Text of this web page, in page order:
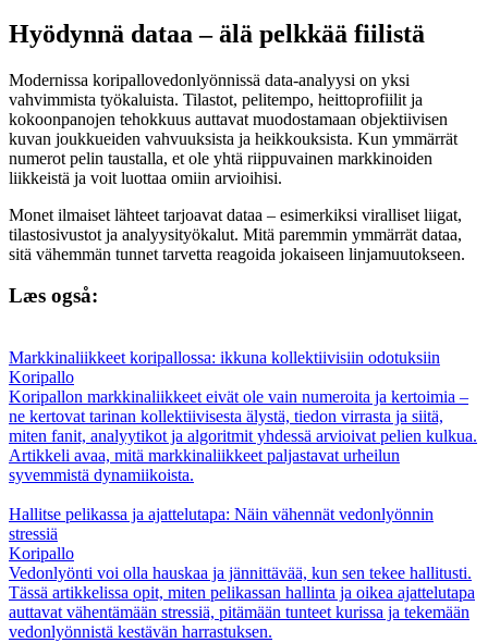
Hyödynnä dataa – älä pelkkää fiilistä
Modernissa koripallovedonlyönnissä data-analyysi on yksi
vahvimmista työkaluista. Tilastot, pelitempo, heittoprofiilit ja
kokoonpanojen tehokkuus auttavat muodostamaan objektiivisen
kuvan joukkueiden vahvuuksista ja heikkouksista. Kun ymmärrät
numerot pelin taustalla, et ole yhtä riippuvainen markkinoiden
liikkeistä ja voit luottaa omiin arvioihisi.
Monet ilmaiset lähteet tarjoavat dataa – esimerkiksi viralliset liigat,
tilastosivustot ja analyysityökalut. Mitä paremmin ymmärrät dataa,
sitä vähemmän tunnet tarvetta reagoida jokaiseen linjamuutokseen.
Læs også:
Markkinaliikkeet koripallossa: ikkuna kollektiivisiin odotuksiin
Koripallo
Koripallon markkinaliikkeet eivät ole vain numeroita ja kertoimia –
ne kertovat tarinan kollektiivisesta älystä, tiedon virrasta ja siitä,
miten fanit, analyytikot ja algoritmit yhdessä arvioivat pelien kulkua.
Artikkeli avaa, mitä markkinaliikkeet paljastavat urheilun
syvemmistä dynamiikoista.
Hallitse pelikassa ja ajattelutapa: Näin vähennät vedonlyönnin
stressiä
Koripallo
Vedonlyönti voi olla hauskaa ja jännittävää, kun sen tekee hallitusti.
Tässä artikkelissa opit, miten pelikassan hallinta ja oikea ajattelutapa
auttavat vähentämään stressiä, pitämään tunteet kurissa ja tekemään
vedonlyönnistä kestävän harrastuksen.